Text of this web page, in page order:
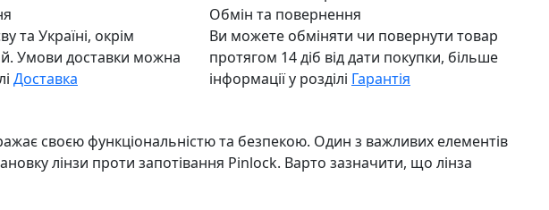
та Україні, окрім
Умови доставки можна
Доставка
Обмін та повернення
Ви можете обміняти чи повернути товар
протягом 14 діб від дати покупки, більше
інформації у розділі Гарантія
своєю функціональністю та безпекою. Один з важливих елементів
лінзи проти запотівання Pinlock. Варто зазначити, що лінза